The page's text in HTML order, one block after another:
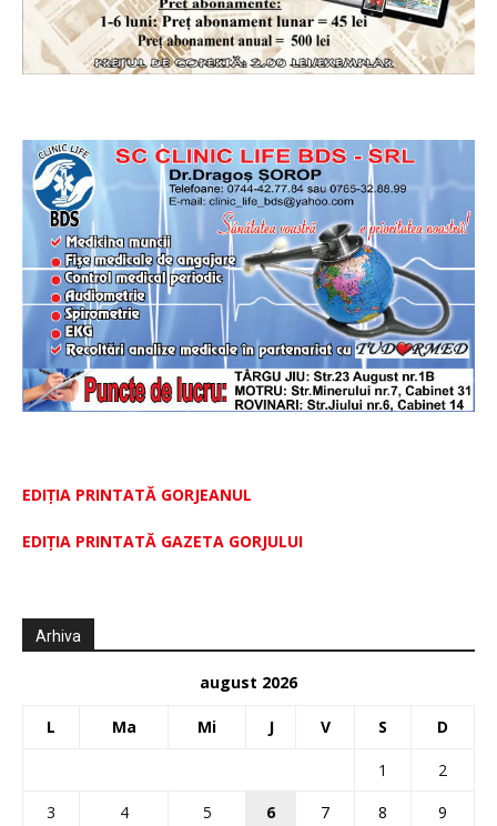
EDIȚIA PRINTATĂ GORJEANUL
EDIŢIA PRINTATĂ GAZETA GORJULUI
Arhiva
august 2026
L Ma Mi J V S D
1
2
3
4 5 6 7 8 9